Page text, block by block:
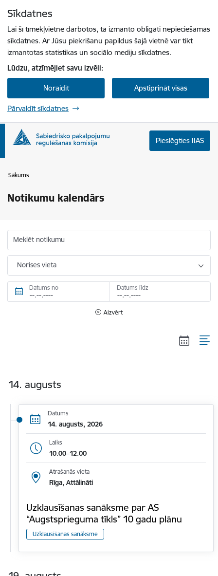
Sīkdatnes
Lai šī tīmekļvietne darbotos, tā izmanto obligāti nepieciešamās
sīkdatnes. Ar Jūsu piekrišanu papildus šajā vietnē var tikt
izmantotas statistikas un sociālo mediju sīkdatnes.
Lūdzu, atzīmējiet savu izvēli:
Noraidīt Apstiprināt visas
Pārvaldīt sīkdatnes
Pieslēgties IIAS
Sākums
Notikumu kalendārs
Meklēt notikumu
Norises vieta
Datums no Datums līdz
Aizvērt
14. augusts
Datums
14. augusts, 2026
Laiks
10.00–12.00
Atrašanās vieta
Rīga, Attālināti
Uzklausīšanas sanāksme par AS
“Augstsprieguma tīkls” 10 gadu plānu
Uzklausīšanas sanāksme